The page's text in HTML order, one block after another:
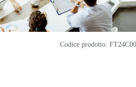
Codice prodotto: